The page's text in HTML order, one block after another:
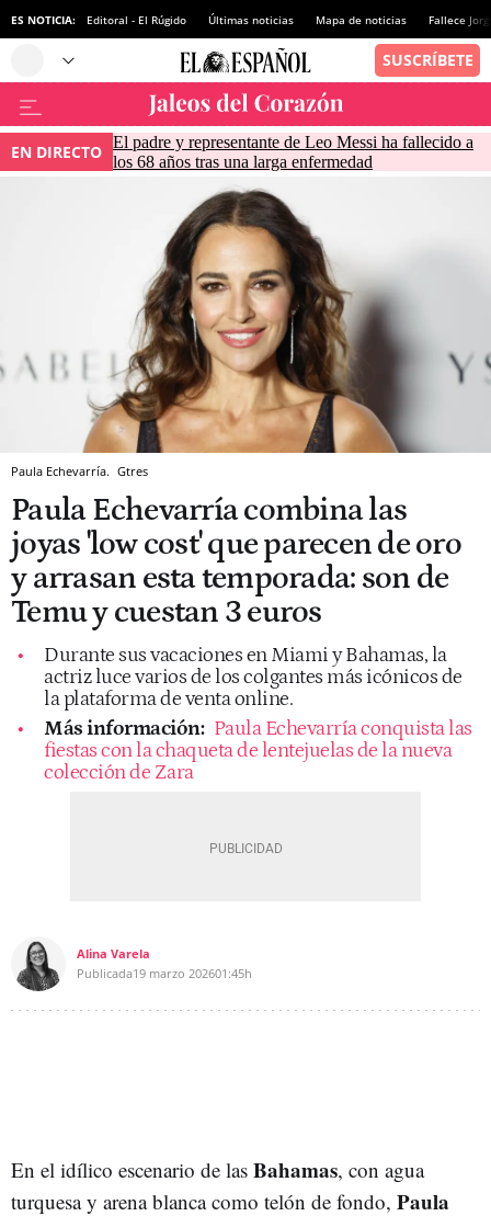
ES NOTICIA: Editoral - El Rúgido Últimas noticias Mapa de noticias Fallece
EN DIRECTO El padre y representante de Leo Messi ha fallecido a
los 68 años tras una larga enfermedad
Paula Echevarría. Gtres
Paula Echevarría combina las
joyas 'low cost' que parecen de oro
y arrasan esta temporada: son de
Temu y cuestan 3 euros
Durante sus vacaciones en Miami y Bahamas, la
actriz luce varios de los colgantes más icónicos de
la plataforma de venta online.
Más información: Paula Echevarría conquista las
fiestas con la chaqueta de lentejuelas de la nueva
colección de Zara
Alina Varela
Publicada19 marzo 202601:45h
En el idílico escenario de las Bahamas, con agua
turquesa y arena blanca como telón de fondo, Paula